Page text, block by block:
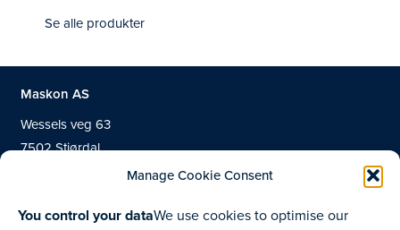
Manage Cookie Consent
You control your dataWe use cookies to optimise our
Se alle produkter
Maskon AS
Wessels veg 63
7502 Stjørdal